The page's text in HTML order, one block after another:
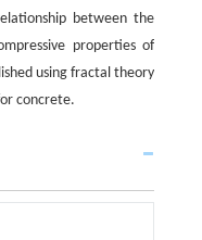
between the
properties of
using fractal theory
concrete.